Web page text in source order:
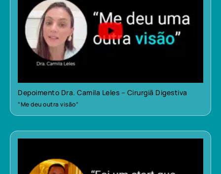
Depoimento Dra. Camila Leles – Cirurgiã Digestiva
“Me deu outra visão”